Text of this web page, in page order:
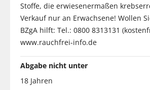
Stoffe, die erwiesenermaßen
Verkauf nur an Erwachsene! Wollen
BZgA hilft: Tel.: 0800 8313131
www.rauchfrei-info.de
Abgabe nicht unter
18 Jahren